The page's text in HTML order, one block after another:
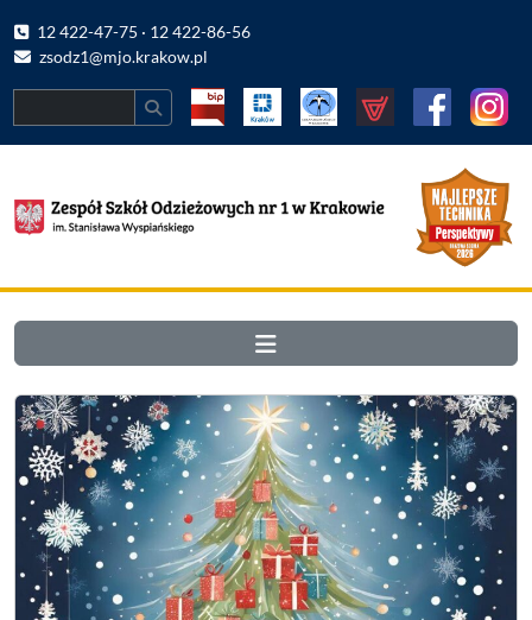
12 422-47-75 · 12 422-86-56
zsodz1@mjo.krakow.pl